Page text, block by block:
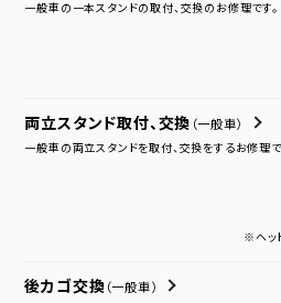
一般車の一本スタンドの取付、交換のお修理です。
両立スタンド取付、交換 （一般車）
一般車の両立スタンドを取付、交換をするお修理で
※ヘッ
後カゴ交換 （一般車）